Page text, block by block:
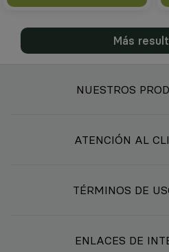
Más
NUESTROS
Bebé
ATENCIÓN AL
TÉRMINOS DE
ENLACES DE